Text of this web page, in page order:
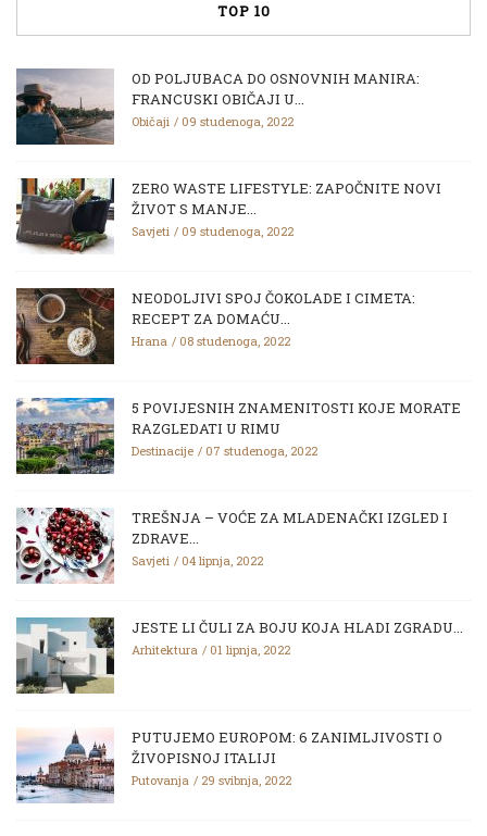
TOP 10
OD POLJUBACA DO OSNOVNIH MANIRA:
FRANCUSKI OBIČAJI U...
Običaji 09 studenoga, 2022
ZERO WASTE LIFESTYLE: ZAPOČNITE NOVI
ŽIVOT S MANJE...
Savjeti 09 studenoga, 2022
NEODOLJIVI SPOJ ČOKOLADE I CIMETA:
RECEPT ZA DOMAĆU...
Hrana 08 studenoga, 2022
5 POVIJESNIH ZNAMENITOSTI KOJE MORATE
RAZGLEDATI U RIMU
Destinacije 07 studenoga, 2022
TREŠNJA – VOĆE ZA MLADENAČKI IZGLED I
ZDRAVE...
Savjeti 04 lipnja, 2022
JESTE LI ČULI ZA BOJU KOJA HLADI ZGRADU...
Arhitektura 01 lipnja, 2022
PUTUJEMO EUROPOM: 6 ZANIMLJIVOSTI O
ŽIVOPISNOJ ITALIJI
Putovanja 29 svibnja, 2022